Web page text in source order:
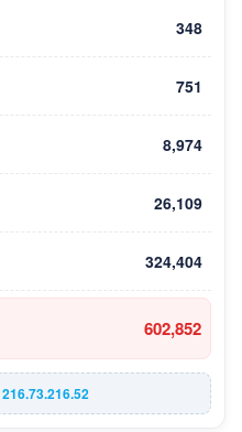
348
751
8,974
26,109
324,404
602,852
216.73.216.52